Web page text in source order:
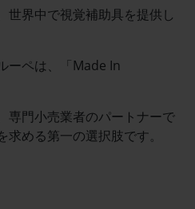
世界中で視覚補助具を提供し
ーペは、「Made In
専門小売業者のパートナーで
める第一の選択肢です。